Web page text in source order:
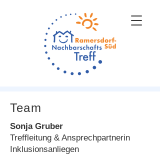
Team
Sonja Gruber
Treffleitung & Ansprechpartnerin
Inklusionsanliegen